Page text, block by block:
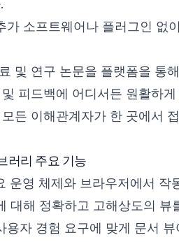
가 소프트웨어나 플러그인 없
및 연구 논문을 플랫폼을 통
피드백에 어디서든 원활하
든 이해관계자가 한 곳에서
러리 주요 기능
운영 체제와 브라우저에서 작
대해 정확하고 고해상도의 뷰
용자 경험 요구에 맞게 문서